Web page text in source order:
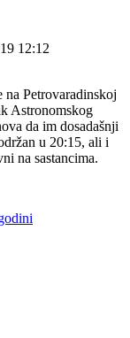
12:12
na Petrovaradinskoj
Astronomskog
da im dosadašnji
u 20:15, ali i
na sastancima.